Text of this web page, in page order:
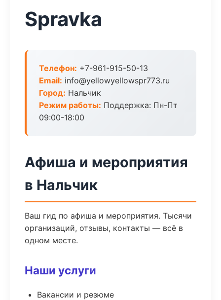
Spravka
Телефон: +7-961-915-50-13
Email: info@yellowyellowspr773.ru
Город: Нальчик
Режим работы: Поддержка: Пн-Пт
09:00-18:00
Афиша и мероприятия
в Нальчик
Ваш гид по афиша и мероприятия. Тысячи
организаций, отзывы, контакты — всё в
одном месте.
Наши услуги
Вакансии и резюме